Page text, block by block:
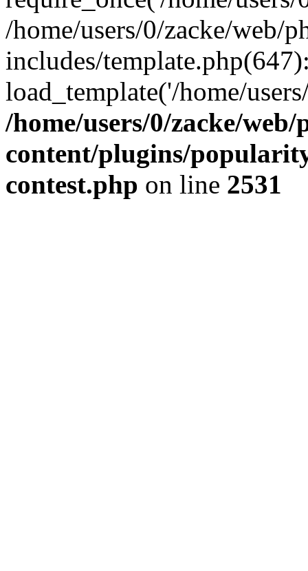
/home/users/0/zacke/web/
includes/
load_template('/home/
/home/users/0/zacke/
content/plugins/
contest.php on line 2531